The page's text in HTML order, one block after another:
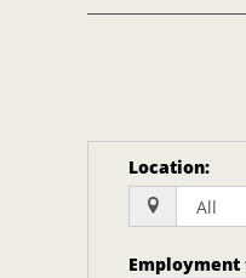
Location:
Employment